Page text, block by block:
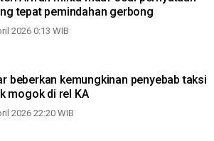
tepat pemindahan gerbong
2026 0:13 WIB
beberkan kemungkinan penyebab taksi
mogok di rel KA
2026 22:20 WIB